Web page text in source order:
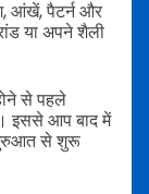
आंखें, पैटर्न और
या अपने शैली
से पहले
इससे आप बाद में
शुरुआत से शुरू